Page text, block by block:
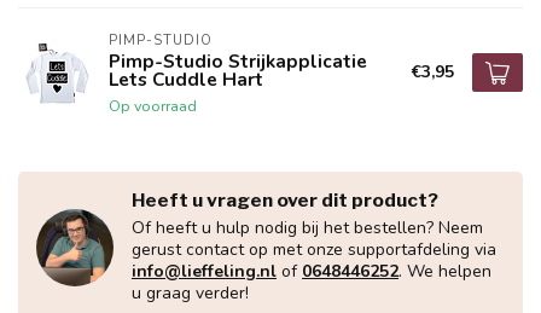
PIMP-STUDIO
Pimp-Studio Strijkapplicatie
Lets Cuddle Hart
Op voorraad
€3,95
Heeft u vragen over dit product?
Of heeft u hulp nodig bij het bestellen? Neem
gerust contact op met onze supportafdeling via
info@lieffeling.nl of 0648446252. We helpen
u graag verder!